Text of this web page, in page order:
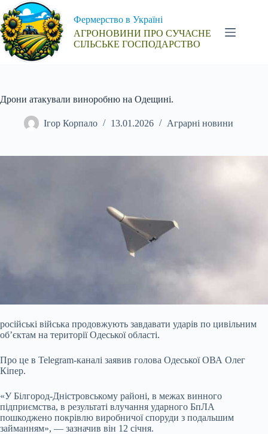
Перейти
до
вмісту
Фермерство в Україні
АГРОНОВИНИ ПРО СУЧАСНЕ
СІЛЬСЬКЕ ГОСПОДАРСТВО
Дрони атакували виноробню на Одещині.
Ігор Корпало 13.01.2026 Аграрні новини
російські війська продовжують завдавати ударів по цивільним
об’єктам на території Одеської області.
Про це в Telegram-каналі заявив голова Одеської ОВА Олег
Кіпер.
«У Білгород-Дністровському районі, в межах винного
підприємства, в результаті влучання ударного БпЛА
пошкоджено покрівлю виробничої споруди з подальшим
займанням», — зазначив він 12 січня.